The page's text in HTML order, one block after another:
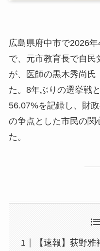
広島県府中市で2026
で、元市教育長で自民
が、医師の黒木秀尚氏
た。8年ぶりの選挙戦
56.07%を記録し、財
の争点とした市民の関
た。
【速報】荻野